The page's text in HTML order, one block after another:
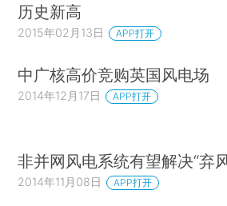
历史新高
2015年02月13日 APP打开
中广核高价竞购英国风电场
2014年12月17日 APP打开
非并网风电系统有望解决“弃
2014年11月08日 APP打开